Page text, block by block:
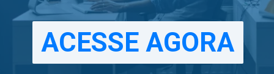
ACESSE AGORA
ACESSE AGORA